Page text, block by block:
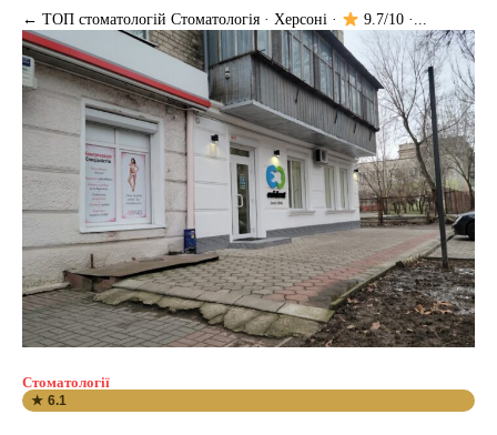
← ТОП стоматологій Стоматологія · Херсоні · 9.7/10 ·...
Стоматології
★ 6.1